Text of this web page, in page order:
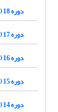
دوره 18 (1402)
دوره 17 (1401)
دوره 16 (1400)
دوره 15 (1399)
دوره 14 (1398)